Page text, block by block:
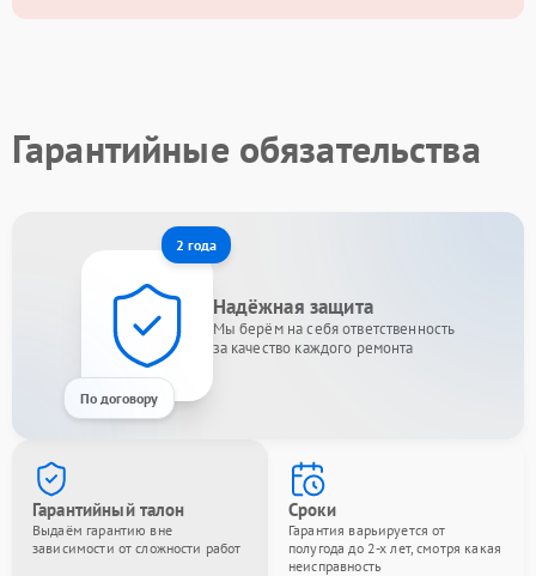
Гарантийные обязательства
2 года
По договору
Надёжная защита
Мы берём на себя ответственность
за качество каждого ремонта
Гарантийный талон
Выдаём гарантию вне
зависимости от сложности работ
Сроки
Гарантия варьируется от
полугода до 2-х лет, смотря какая
неисправность